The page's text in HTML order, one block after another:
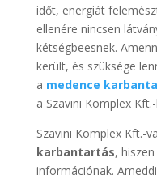
időt, energiát
ellenére nincsen
kétségbeesnek.
került, és szüksége
a medence
a Szavini Komplex
Szavini Komplex Kft.-
karbantartás,
információnak.